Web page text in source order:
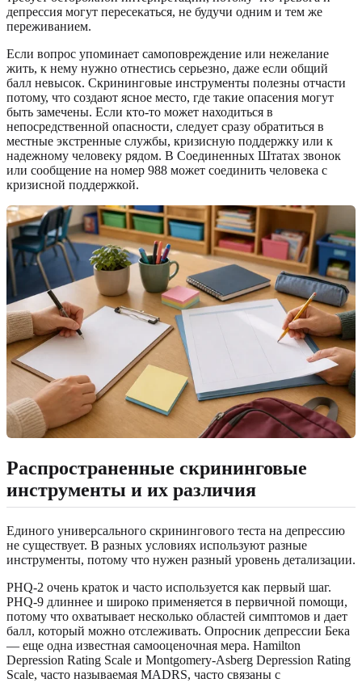
депрессия могут пересекаться, не будучи одним и тем же
переживанием.
Если вопрос упоминает самоповреждение или нежелание
жить, к нему нужно отнестись серьезно, даже если общий
балл невысок. Скрининговые инструменты полезны отчасти
потому, что создают ясное место, где такие опасения могут
быть замечены. Если кто-то может находиться в
непосредственной опасности, следует сразу обратиться в
местные экстренные службы, кризисную поддержку или к
надежному человеку рядом. В Соединенных Штатах звонок
или сообщение на номер 988 может соединить человека с
кризисной поддержкой.
Распространенные скрининговые
инструменты и их различия
Единого универсального скринингового теста на депрессию
не существует. В разных условиях используют разные
инструменты, потому что нужен разный уровень детализации.
PHQ-2 очень краток и часто используется как первый шаг.
PHQ-9 длиннее и широко применяется в первичной помощи,
потому что охватывает несколько областей симптомов и дает
балл, который можно отслеживать. Опросник депрессии Бека
— еще одна известная самооценочная мера. Hamilton
Depression Rating Scale и Montgomery-Asberg Depression Rating
Scale, часто называемая MADRS, часто связаны с